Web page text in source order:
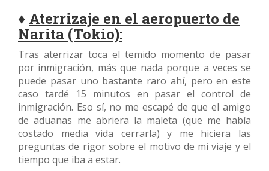
♦ Aterrizaje en el aeropuerto de
Narita (Tokio):
Tras aterrizar toca el temido momento de pasar
por inmigración, más que nada porque a veces se
puede pasar uno bastante raro ahí, pero en este
caso tardé 15 minutos en pasar el control de
inmigración. Eso sí, no me escapé de que el amigo
de aduanas me abriera la maleta (que me había
costado media vida cerrarla) y me hiciera las
preguntas de rigor sobre el motivo de mi viaje y el
tiempo que iba a estar.